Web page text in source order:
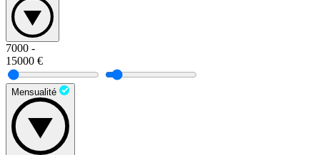
7000 -
15000 €
Mensualité